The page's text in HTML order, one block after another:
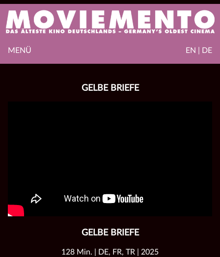
EN | DE
MENÜ
GELBE BRIEFE
GELBE BRIEFE
128 Min. | DE, FR, TR | 2025